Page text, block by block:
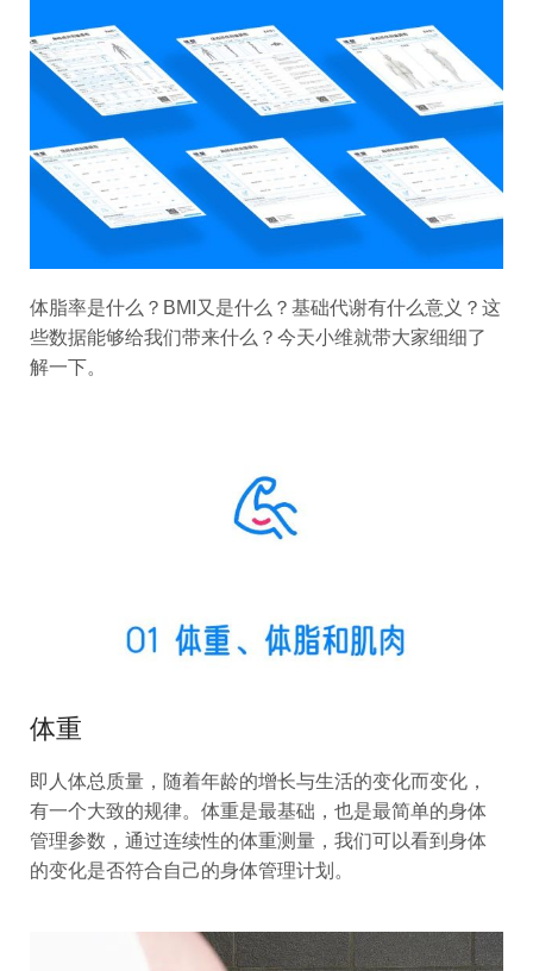
体脂率是什么？BMI又是什么？基础代谢有什么意义？这
些数据能够给我们带来什么？今天小维就带大家细细了
解一下。
体重
即人体总质量，随着年龄的增长与生活的变化而变化，
有一个大致的规律。体重是最基础，也是最简单的身体
管理参数，通过连续性的体重测量，我们可以看到身体
的变化是否符合自己的身体管理计划。